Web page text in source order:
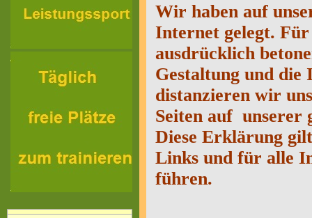
Wir haben auf
Internet gelegt.
ausdrücklich
Gestaltung und die
distanzieren wir
Seiten auf unserer
Diese Erklärung
Links und für alle
führen.